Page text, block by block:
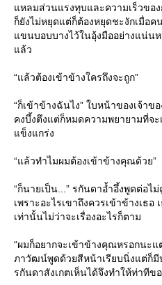
แหลมส่วนแรงทุบและความเร็วขอ
ก็ยังไม่หยุดแต่ก็ต้องหยุดชะงักเมื่อ
แขนบอบบางไว้ในอุ้งมืออย่างแน่น
แล้ว
“แล้วต้องเข้าข้างใครถึงจะถูก”
“ก็เข้าข้างฉันไง” ใบหน้าของเจ้า
คงบึ้งตึงแต่ก็หมดความพยายามที่จ
แข็งแกร่ง
“แล้วทำไมผมต้องเข้าข้างคุณด้วย”
“ก็นายเป็น...” รกันดาอ้ำอึ้งพูดต่อไม่
เพราะอะไรเขาถึงควรเข้าข้างเธอ
เท่านั้นไม่ว่าจะเรื่องอะไรก็ตาม
“ผมก็อยากจะเข้าข้างคุณหรอกนะแ
ภาวัฒน์พูดด้วยสีหน้าเรียบนิ่งแต่ก็มี
รกันดาสังเกตเห็นได้จึงทำให้ท่าทีข